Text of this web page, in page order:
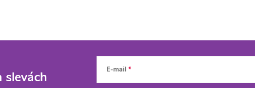
slevách E-mail